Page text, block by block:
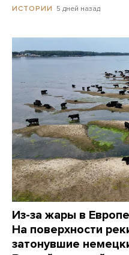
ИСТОРИИ 5 дней назад
Из-за жары в
На поверхности
затонувшие